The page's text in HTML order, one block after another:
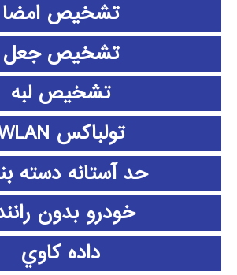
تشخیص امضا
تشخیص جعل
تشخیص لبه
تولباکس WLAN
حد آستانه دسته
خودرو بدون
داده كاوي